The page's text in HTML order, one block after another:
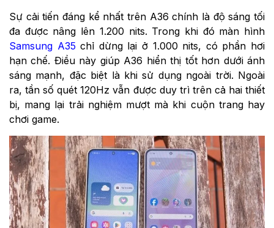
Sự cải tiến đáng kể nhất trên A36 chính là độ sáng tối
đa được nâng lên 1.200 nits. Trong khi đó màn hình
Samsung A35 chỉ dừng lại ở 1.000 nits, có phần hơi
hạn chế. Điều này giúp A36 hiển thị tốt hơn dưới ánh
sáng mạnh, đặc biệt là khi sử dụng ngoài trời. Ngoài
ra, tần số quét 120Hz vẫn được duy trì trên cả hai thiết
bị, mang lại trải nghiệm mượt mà khi cuộn trang hay
chơi game.